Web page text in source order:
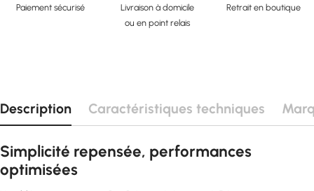
Paiement sécurisé
Livraison à domicile
ou en point relais
Retrait en boutique
Description Caractéristiques techniques
Simplicité repensée, performances
optimisées